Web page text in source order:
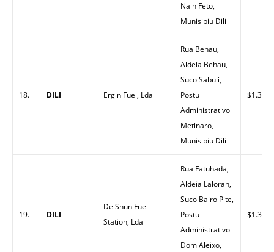
Nain Feto,
Munisipiu Dili
18. DILI Ergin Fuel, Lda
Rua Behau,
Aldeia Behau,
Suco Sabuli,
Postu
Administrativo
Metinaro,
Munisipiu Dili
$1.33
19. DILI
De Shun Fuel
Station, Lda
Rua Fatuhada,
Aldeia Laloran,
Suco Bairo Pite,
Postu
Administrativo
Dom Aleixo,
$1.32